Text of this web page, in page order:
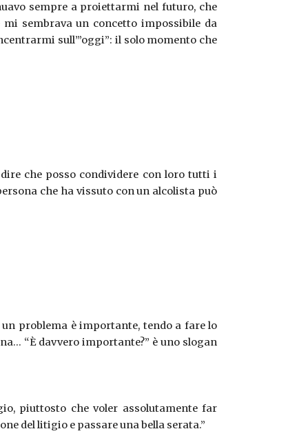
sempre a proiettarmi nel futuro, che
sembrava un concetto impossibile da
sull’”oggi”: il solo momento che
che posso condividere con loro tutti i
che ha vissuto con un alcolista può
problema è importante, tendo a fare lo
“È davvero importante?” è uno slogan
piuttosto che voler assolutamente far
del litigio e passare una bella serata.”